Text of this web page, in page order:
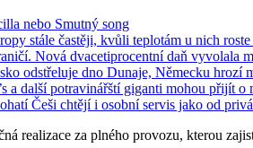
nebo Smutný song
stále častěji, kvůli teplotám u nich
Nová dvacetiprocentní daň vyvolala
odstřeluje dno Dunaje, Německu hrozí
a další potravinářští giganti mohou přijít o
Češi chtějí i osobní servis jako od
realizace za plného provozu, kterou